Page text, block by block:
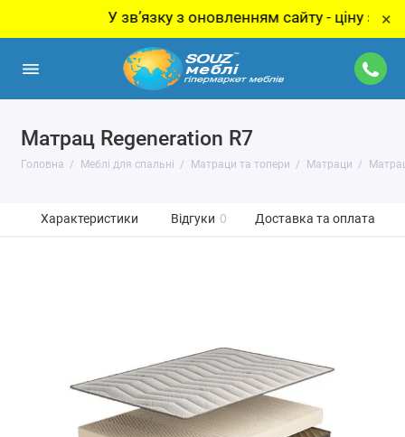
У звʼязку з оновленням сайту - ціну за товар
×
Матрац Regeneration R7
Головна Меблі для спальні Матраци та топери Матраци
Характеристики Відгуки 0 Доставка та оплата